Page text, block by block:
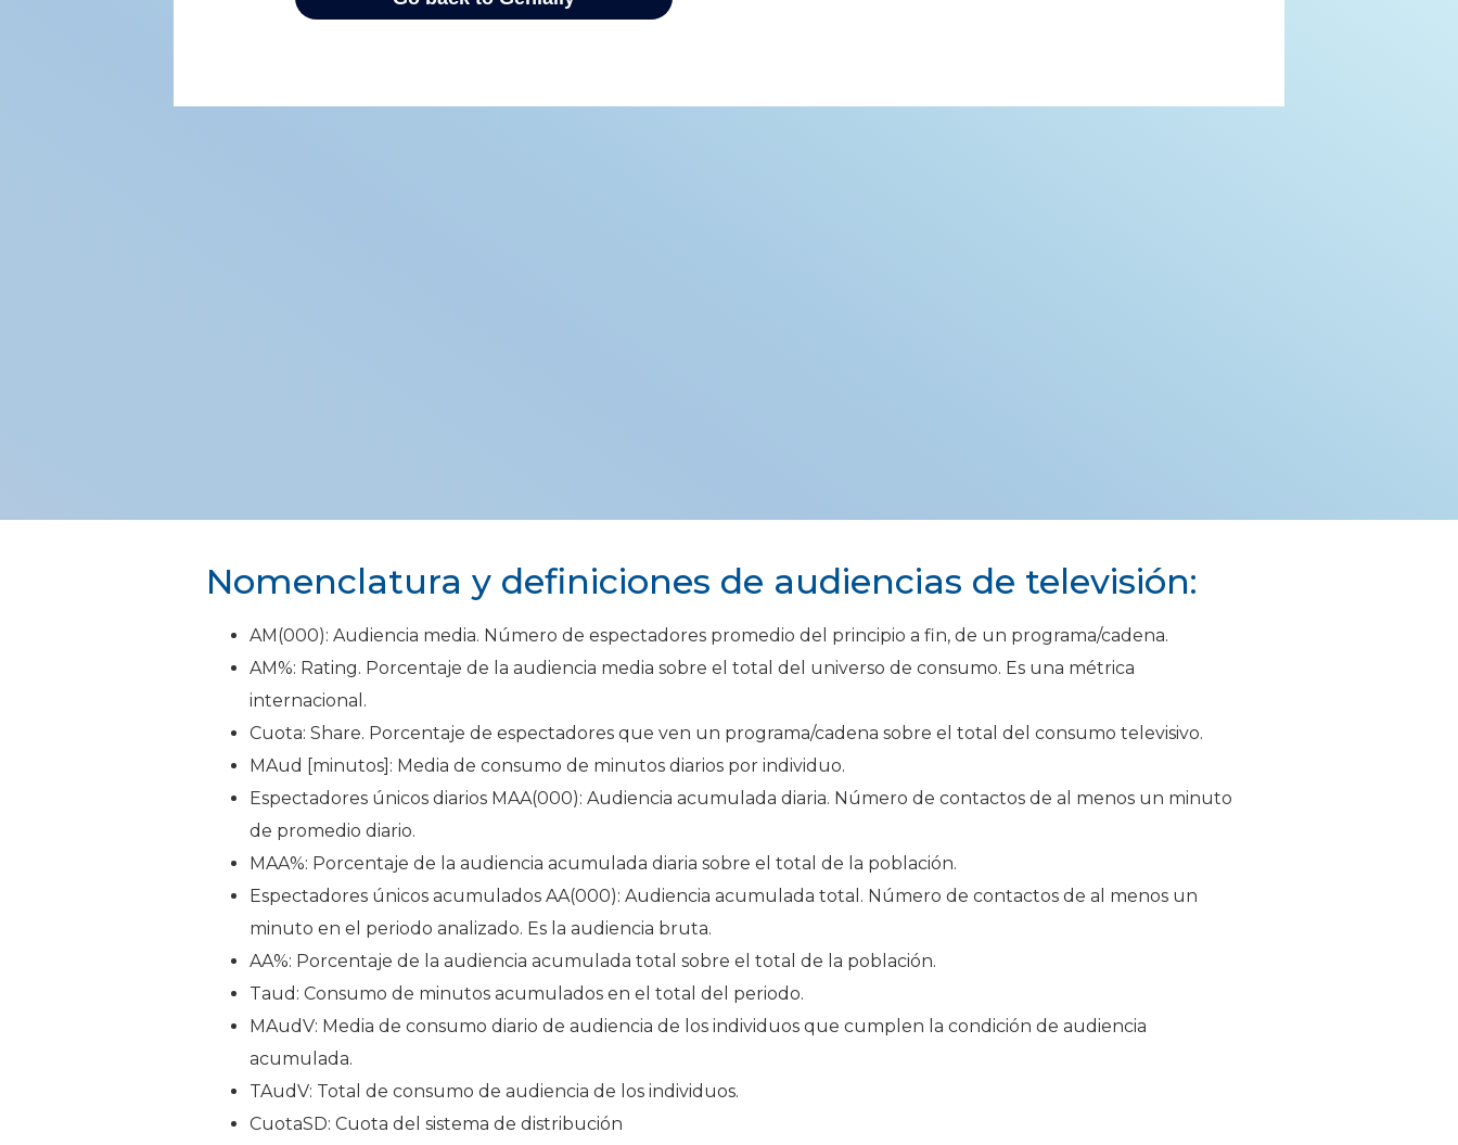
Nomenclatura y definiciones de audiencias de televisión:
AM(000): Audiencia media. Número de espectadores promedio del principio a fin, de un programa/cadena.
AM%: Rating. Porcentaje de la audiencia media sobre el total del universo de consumo. Es una métrica
internacional.
Cuota: Share. Porcentaje de espectadores que ven un programa/cadena sobre el total del consumo televisivo.
MAud [minutos]: Media de consumo de minutos diarios por individuo.
Espectadores únicos diarios MAA(000): Audiencia acumulada diaria. Número de contactos de al menos un minuto
de promedio diario.
MAA%: Porcentaje de la audiencia acumulada diaria sobre el total de la población.
Espectadores únicos acumulados AA(000): Audiencia acumulada total. Número de contactos de al menos un
minuto en el periodo analizado. Es la audiencia bruta.
AA%: Porcentaje de la audiencia acumulada total sobre el total de la población.
Taud: Consumo de minutos acumulados en el total del periodo.
MAudV: Media de consumo diario de audiencia de los individuos que cumplen la condición de audiencia
acumulada.
TAudV: Total de consumo de audiencia de los individuos.
CuotaSD: Cuota del sistema de distribución